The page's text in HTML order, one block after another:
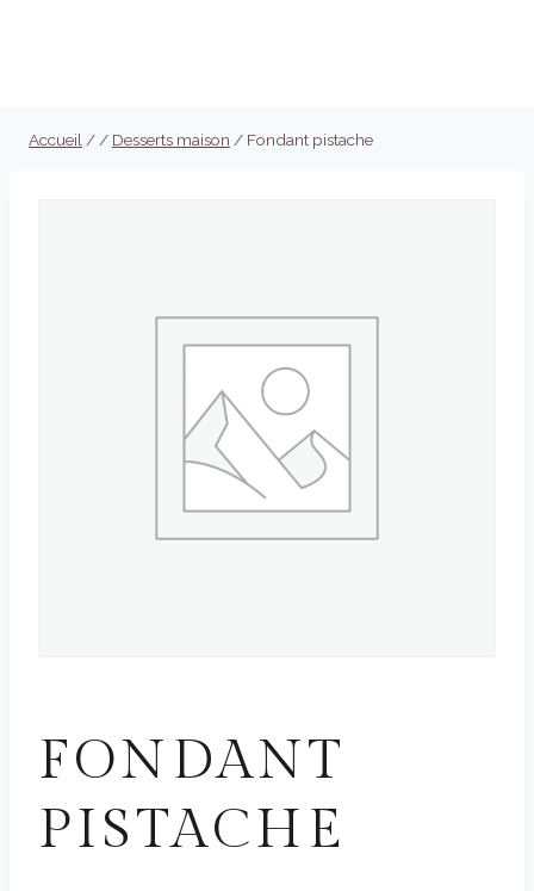
Accueil / / Desserts maison / Fondant pistache
FONDANT
PISTACHE